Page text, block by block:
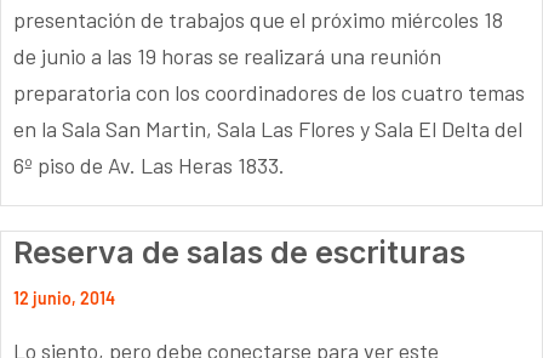
presentación de trabajos que el próximo miércoles 18
de junio a las 19 horas se realizará una reunión
preparatoria con los coordinadores de los cuatro temas
en la Sala San Martin, Sala Las Flores y Sala El Delta del
6º piso de Av. Las Heras 1833.
Reserva de salas de escrituras
12 junio, 2014
Lo siento, pero debe conectarse para ver este